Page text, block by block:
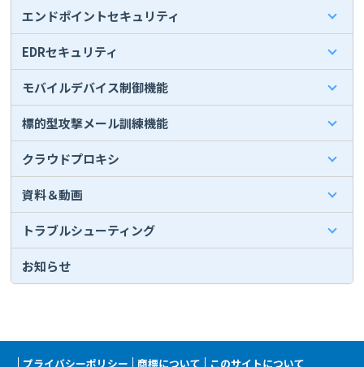
エンドポイントセキュリティ
EDRセキュリティ
モバイルデバイス制御機能
標的型攻撃メール訓練機能
クラウドプロキシ
資料＆動画
トラブルシューティング
お知らせ
プライバシーポリシー 商標について このサイトについて